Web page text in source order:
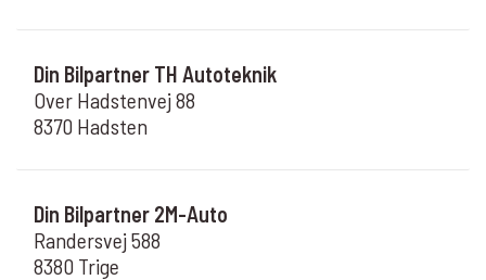
Din Bilpartner TH Autoteknik
Over Hadstenvej 88
8370 Hadsten
Din Bilpartner 2M-Auto
Randersvej 588
8380 Trige